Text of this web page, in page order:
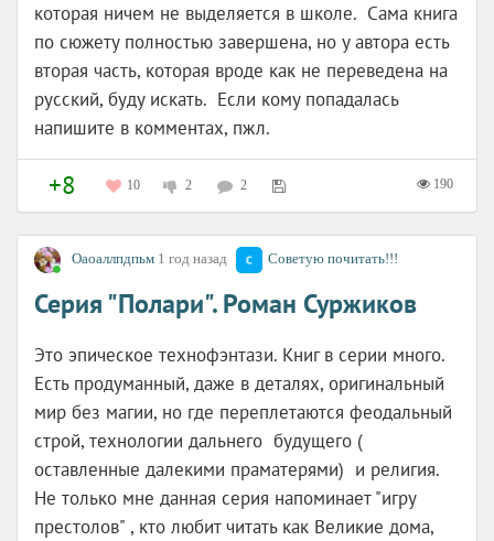
которая ничем не выделяется в школе. Сама книга
по сюжету полностью завершена, но у автора есть
вторая часть, которая вроде как не переведена на
русский, буду искать. Если кому попадалась
напишите в комментах, пжл.
+8 10 2 2 190
Оаоаллпдпьм 1 год назад Советую почитать!!!
Серия "Полари". Роман Суржиков
Это эпическое технофэнтази. Книг в серии много.
Есть продуманный, даже в деталях, оригинальный
мир без магии, но где переплетаются феодальный
строй, технологии дальнего будущего (
оставленные далекими праматерями) и религия.
Не только мне данная серия напоминает "игру
престолов" , кто любит читать как Великие дома,